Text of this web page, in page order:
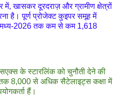
में, खासकर दूरदराज़ और ग्रामीण क्षेत्रों
है। पूर्ण प्रोजेक्ट कुइपर समूह में
मध्य-2026 तक कम से कम 1,618
के स्टारलिंक को चुनौती देने की
8,000 से अधिक सैटेलाइट्स कक्षा में
हैं।